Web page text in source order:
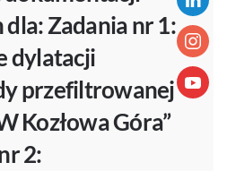
Zadania nr 1:
dylatacji
przefiltrowanej
Kozłowa Góra”
2: